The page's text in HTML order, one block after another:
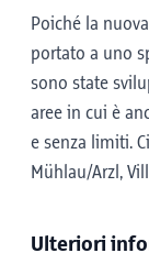
Poiché la
portato a uno
sono state
aree in cui è
e senza limiti.
Mühlau/Arzl,
Ulteriori